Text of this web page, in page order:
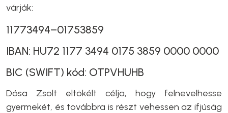
várják:
11773494–01753859
IBAN: HU72 1177 3494 0175 3859 0000 0000
BIC (SWIFT) kód: OTPVHUHB
Dósa Zsolt eltökélt célja, hogy felnevelhesse
gyermekét, és továbbra is részt vehessen az ifjúság